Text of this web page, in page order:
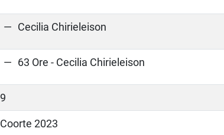
Cecilia Chirieleison
63 Ore - Cecilia Chirieleison
9
Coorte 2023